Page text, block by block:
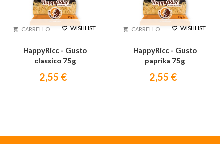
 CARRELLO  WISHLIST
HappyRicc - Gusto
classico 75g
2,55 €
 CARRELLO  WISHLIST
HappyRicc - Gusto
paprika 75g
2,55 €